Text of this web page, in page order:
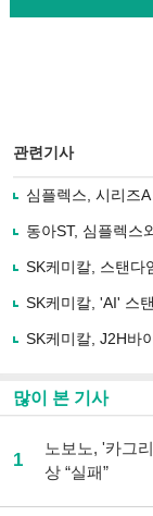
관련기사
심플렉스, 시리즈
동아ST, 심플렉스
SK케미칼, 스탠다
SK케미칼, 'AI' 스
SK케미칼, J2H바
많이 본 기사
1
노보노, '카그
상 “실패”